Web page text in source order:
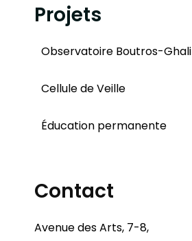
Projets
Observatoire Boutros-Ghali
Cellule de Veille
Éducation permanente
Contact
Avenue des Arts, 7-8,